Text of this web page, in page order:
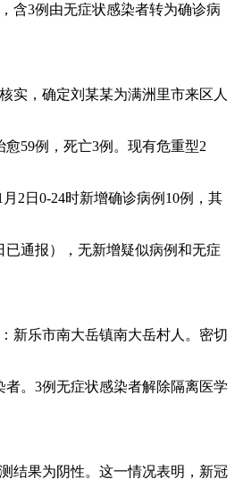
含3例由无症状感染者转为确诊病
实，确定刘某某为满洲里市来区人
59例，死亡3例。现有危重型2
2日0-24时新增确诊病例10例，其
通报），无新增疑似病例和无症
新乐市南大岳镇南大岳村人。密切
。3例无症状感染者解除隔离医学
结果为阴性。这一情况表明，新冠